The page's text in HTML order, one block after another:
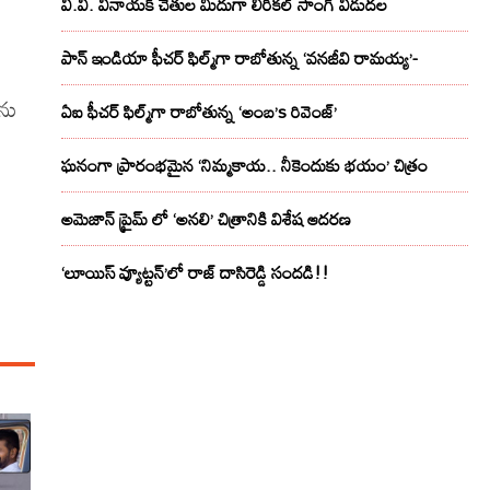
పాన్ ఇండియా ఫీచర్ ఫిల్మ్‌గా రాబోతున్న ‘వనజీవి రామయ్య’-
ఏఐ ఫీచర్ ఫిల్మ్‌గా రాబోతున్న ‘అంబ’s రివెంజ్’
ఘనంగా ప్రారంభమైన ‘నిమ్మకాయ.. నీకెందుకు భయం’ చిత్రం
అమెజాన్ ప్రైమ్ లో ‘అనలి’ చిత్రానికి విశేష ఆదరణ
‘లూయిస్ వ్యూట్టన్’లో రాజ్ దాసిరెడ్డి సందడి!!